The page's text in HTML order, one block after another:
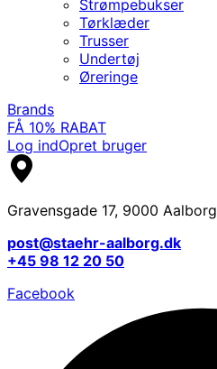
Strømpebukser
Tørklæder
Trusser
Undertøj
Øreringe
Brands
FÅ 10% RABAT
Log indOpret bruger
Gravensgade 17, 9000 Aalborg
post@staehr-aalborg.dk
+45 98 12 20 50
Facebook